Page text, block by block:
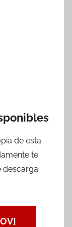
de esta
te
descarga